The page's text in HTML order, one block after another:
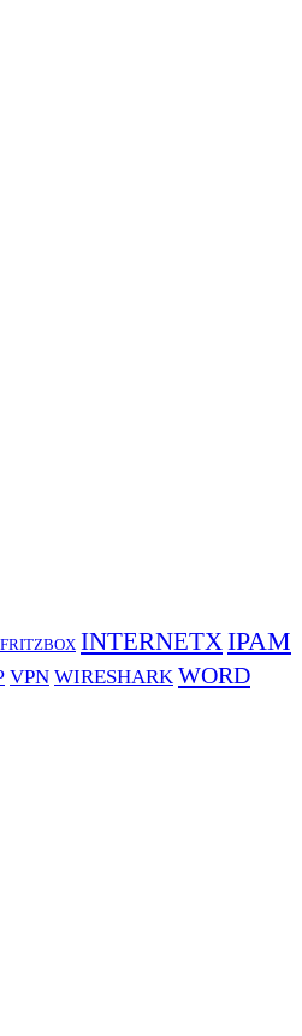
FRITZBOX INTERNETXIPAM
VPN WIRESHARK WORD